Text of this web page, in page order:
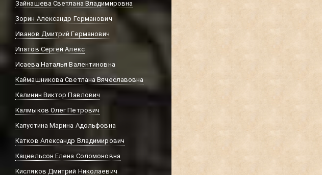
Зайнашева Светлана Владимировна
Зорин Александр Германович
Иванов Дмитрий Германович
Ипатов Сергей Алекс
Исаева Наталья Валентиновна
Каймашникова Светлана Вячеславовна
Калинин Виктор Павлович
Калмыков Олег Петрович
Капустина Марина Адольфовна
Катков Александр Владимирович
Кацнельсон Елена Соломоновна
Кисляков Дмитрий Николаевич